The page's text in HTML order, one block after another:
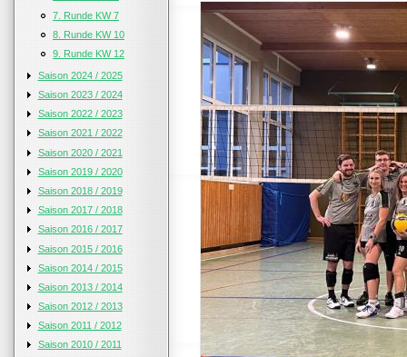
7. Runde KW 7
8. Runde KW 10
9. Runde KW 12
Saison 2024 / 2025
Saison 2023 / 2024
Saison 2022 / 2023
Saison 2021 / 2022
Saison 2020 / 2021
Saison 2019 / 2020
Saison 2018 / 2019
Saison 2017 / 2018
Saison 2016 / 2017
Saison 2015 / 2016
Saison 2014 / 2015
Saison 2013 / 2014
Saison 2012 / 2013
Saison 2011 / 2012
Saison 2010 / 2011